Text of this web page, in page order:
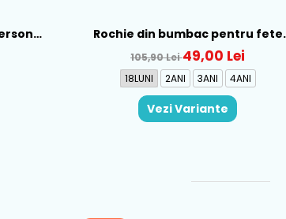
Rochie din bumbac pentru fete
Mayoral, Rosu - 1930-069
105,90 Lei49,00 Lei
18LUNI 2ANI 3ANI 4ANI
Vezi Variante